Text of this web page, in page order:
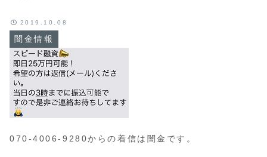
闇金情報
2019.10.08
070-4006-9280からの着信は闇金です。